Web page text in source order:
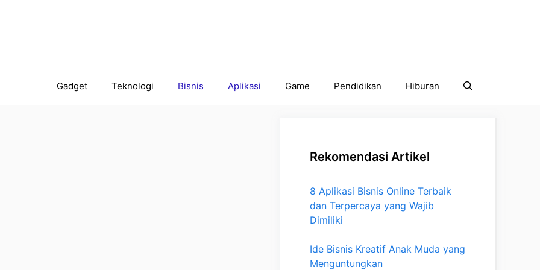
Gadget Teknologi Bisnis Aplikasi Game Pendidikan Hiburan
Rekomendasi Artikel
8 Aplikasi Bisnis Online Terbaik
dan Terpercaya yang Wajib
Dimiliki
Ide Bisnis Kreatif Anak Muda yang
Menguntungkan